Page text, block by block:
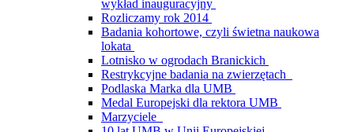
wykład inauguracyjny
Rozliczamy rok 2014
Badania kohortowe, czyli świetna naukowa
lokata
Lotnisko w ogrodach Branickich
Restrykcyjne badania na zwierzętach
Podlaska Marka dla UMB
Medal Europejski dla rektora UMB
Marzyciele